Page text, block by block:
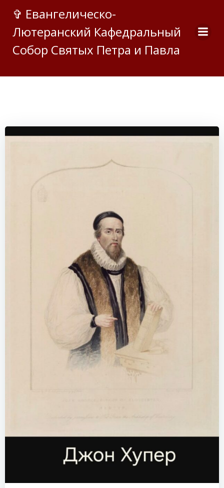
к
содержимому
✞ Евангелическо-
Лютеранский Кафедральный
Собор Святых Петра и Павла